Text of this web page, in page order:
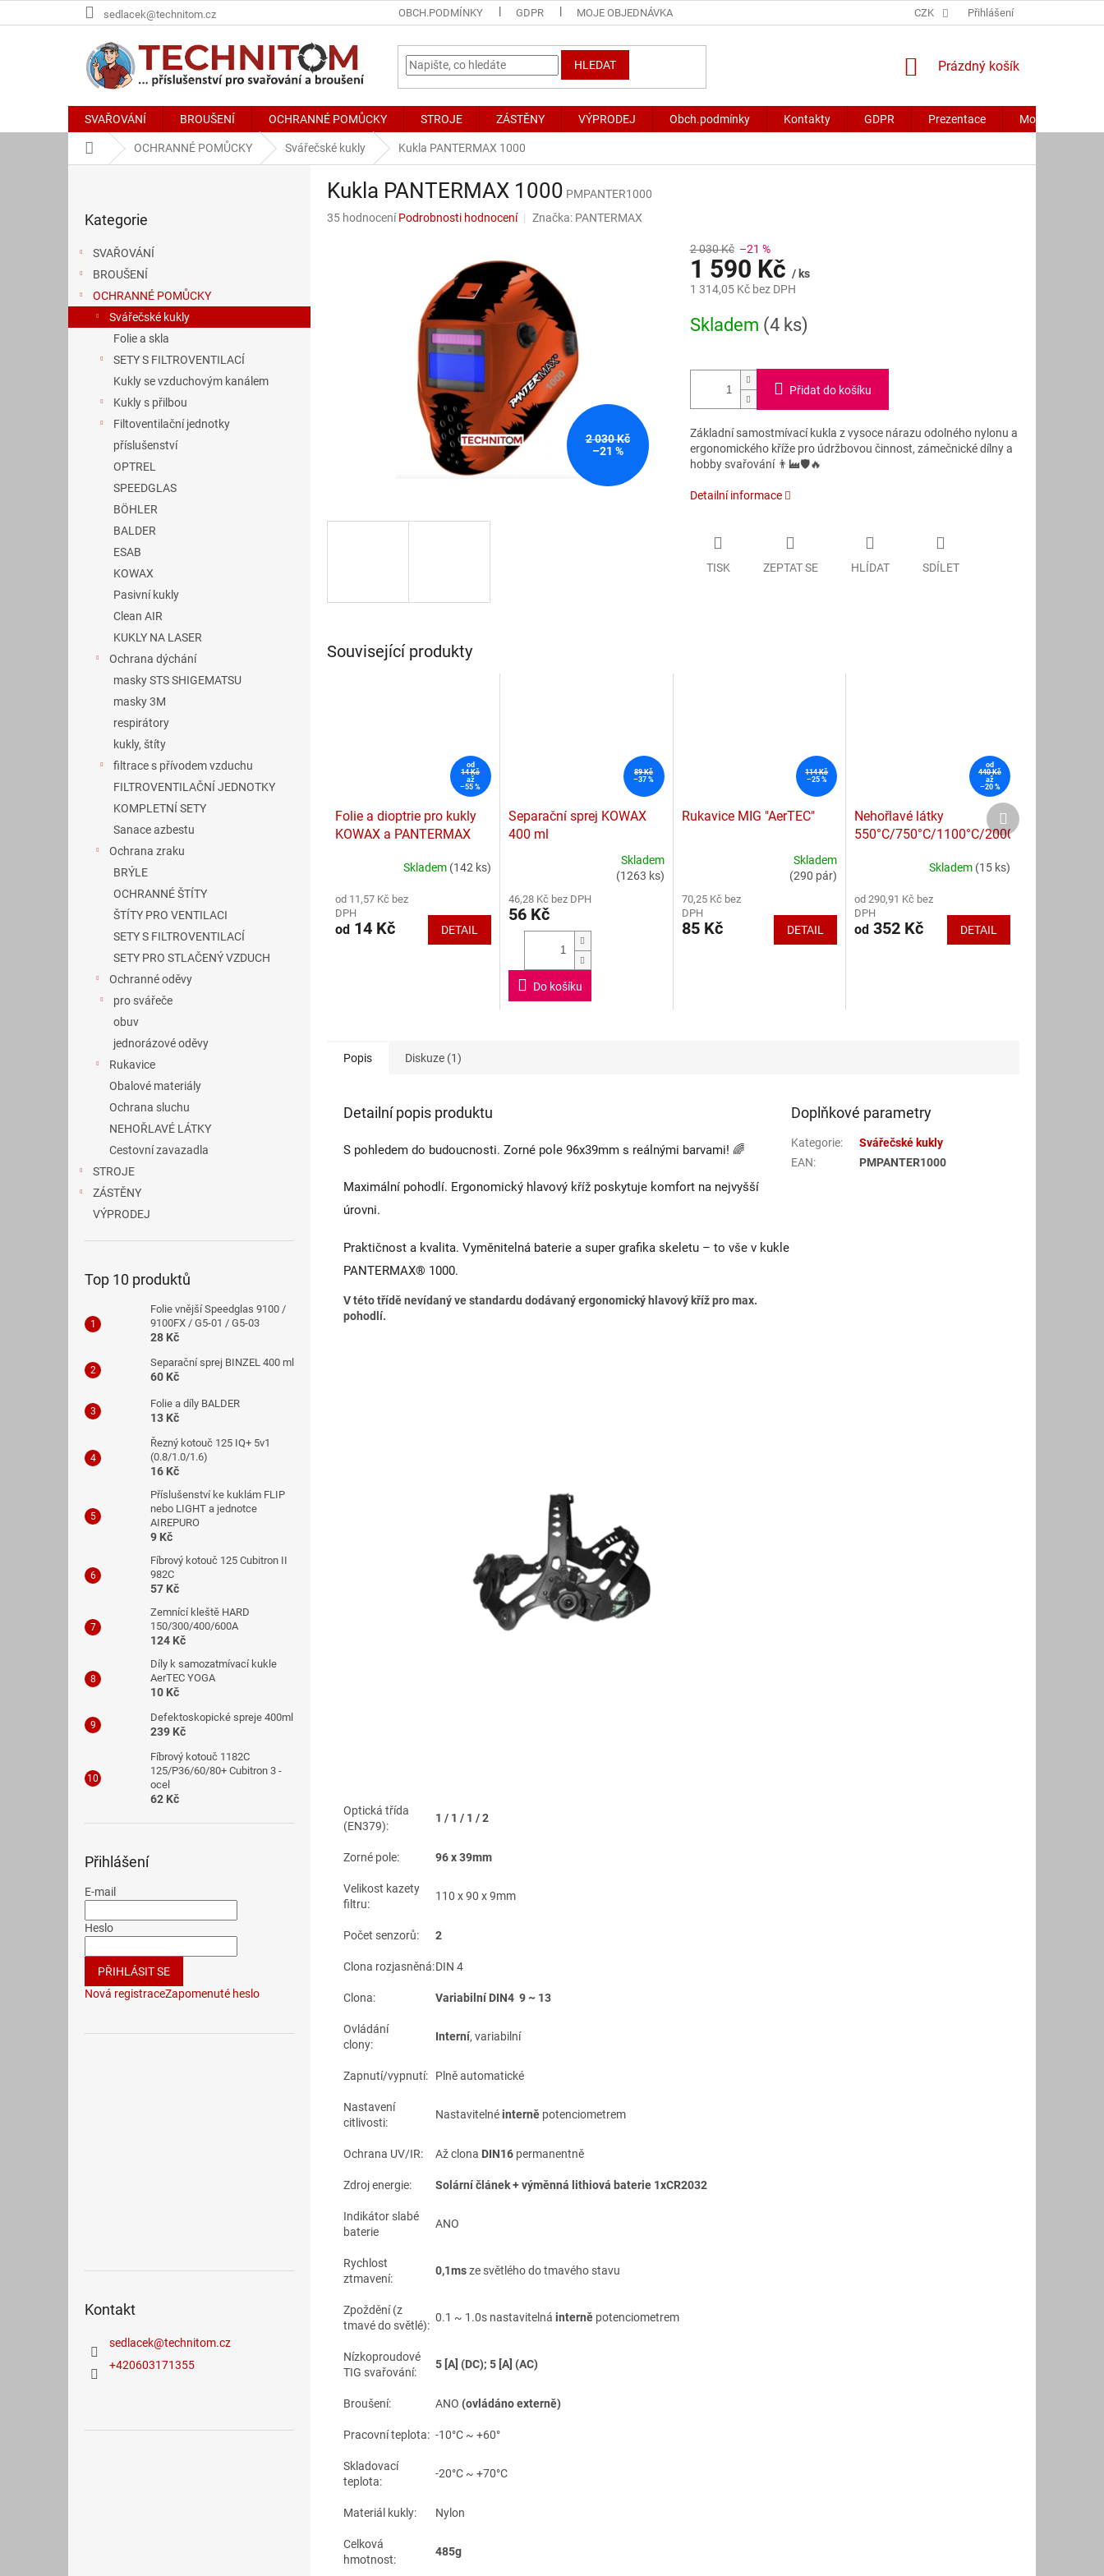
na
sedlacek@technitom.cz OBCH.PODMÍNKY GDPR MOJE OBJEDNÁVKA CZK Přihlášení
HLEDAT
NÁKUPNÍ
Prázdný košík
SVAŘOVÁNÍ BROUŠENÍ OCHRANNÉ POMŮCKY STROJE ZÁSTĚNY VÝPRODEJ Obch.podmínky Kontakty GDPR Prezentace Moje
Domů OCHRANNÉ POMŮCKY Svářečské kukly Kukla PANTERMAX 1000
kategorie
Kategorie
SVAŘOVÁNÍ
BROUŠENÍ
OCHRANNÉ POMŮCKY
Svářečské kukly
Folie a skla
SETY S FILTROVENTILACÍ
Kukly se vzduchovým kanálem
Kukly s přilbou
Filtoventilační jednotky
příslušenství
OPTREL
SPEEDGLAS
BÖHLER
BALDER
ESAB
KOWAX
Pasivní kukly
Clean AIR
KUKLY NA LASER
Ochrana dýchání
masky STS SHIGEMATSU
masky 3M
respirátory
kukly, štíty
filtrace s přívodem vzduchu
FILTROVENTILAČNÍ JEDNOTKY
KOMPLETNÍ SETY
Sanace azbestu
Ochrana zraku
BRÝLE
OCHRANNÉ ŠTÍTY
ŠTÍTY PRO VENTILACI
SETY S FILTROVENTILACÍ
SETY PRO STLAČENÝ VZDUCH
Ochranné oděvy
pro svářeče
obuv
jednorázové oděvy
Rukavice
Obalové materiály
Ochrana sluchu
NEHOŘLAVÉ LÁTKY
Cestovní zavazadla
STROJE
ZÁSTĚNY
VÝPRODEJ
Top 10 produktů
Folie vnější Speedglas 9100 /
9100FX / G5-01 / G5-03
28 Kč
Separační sprej BINZEL 400 ml
60 Kč
Folie a díly BALDER
13 Kč
Řezný kotouč 125 IQ+ 5v1
(0.8/1.0/1.6)
16 Kč
Příslušenství ke kuklám FLIP
nebo LIGHT a jednotce
AIREPURO
9 Kč
Fíbrový kotouč 125 Cubitron II
982C
57 Kč
Zemnící kleště HARD
150/300/400/600A
124 Kč
Díly k samozatmívací kukle
AerTEC YOGA
10 Kč
Defektoskopické spreje 400ml
239 Kč
Fíbrový kotouč 1182C
125/P36/60/80+ Cubitron 3 -
ocel
62 Kč
Přihlášení
E-mail
Heslo
PŘIHLÁSIT SE
Nová registraceZapomenuté heslo
Kontakt
sedlacek@technitom.cz
+420603171355
Kukla PANTERMAX 1000 PMPANTER1000
Průměrné
35 hodnocení Podrobnosti hodnocení Značka: PANTERMAX
2 030 Kč
–21 %
2 030 Kč –21 %
1 590 Kč / ks
1 314,05 Kč bez DPH
cena:
Skladem (4 ks)
Přidat do košíku
Základní samostmívací kukla z vysoce nárazu odolného nylonu a
ergonomického kříže pro údržbovou činnost, zámečnické dílny a
hobby svařování 👨‍🏭🛡️🔥
Detailní informace
TISK ZEPTAT SE HLÍDAT SDÍLET
Související produkty
od
14 Kč
až
–55 %
Folie a dioptrie pro kukly
KOWAX a PANTERMAX
produktu
je
4,7
Skladem (142 ks)
od 11,57 Kč bez
DPH
od 14 Kč DETAIL
89 Kč
–37 %
Separační sprej KOWAX
400 ml
produktu
je
hvězdiček.
Skladem
(1263 ks)
46,28 Kč bez DPH
56 Kč
Do košíku
114 Kč
–25 %
Rukavice MIG "AerTEC"
produktu
je
5,0
Skladem
(290 pár)
70,25 Kč bez
DPH
85 Kč DETAIL
od
440 Kč
až
–20 %
Nehořlavé látky
550°C/750°C/1100°C/2000°C
produktu
je
4,3
Skladem (15 ks)
od 290,91 Kč bez
DPH
od 352 Kč DETAIL
Další
produkt
Popis Diskuze (1)
Detailní popis produktu
S pohledem do budoucnosti. Zorné pole 96x39mm s reálnými barvami! 🌈
Maximální pohodlí. Ergonomický hlavový kříž poskytuje komfort na nejvyšší
úrovni.
Praktičnost a kvalita. Vyměnitelná baterie a super grafika skeletu – to vše v kukle
PANTERMAX® 1000.
V této třídě nevídaný ve standardu dodávaný ergonomický hlavový kříž pro max.
pohodlí.
Optická třída
(EN379):
1 / 1 / 1 / 2
Zorné pole: 96 x 39mm
Velikost kazety
filtru:
110 x 90 x 9mm
Počet senzorů: 2
Clona rozjasněná:DIN 4
Clona: Variabilní DIN4 9 ~ 13
Ovládání
clony:
Interní, variabilní
Zapnutí/vypnutí: Plně automatické
Nastavení
citlivosti:
Nastavitelnéinterně potenciometrem
Ochrana UV/IR: Až clona DIN16 permanentně
Zdroj energie: Solární článek +výměnná lithiová baterie 1xCR2032
Indikátor slabé
baterie
ANO
Rychlost
ztmavení:
0,1msze světlého do tmavého stavu
Zpoždění (z
tmavé do světlé):
0.1 ~ 1.0s nastavitelná interně potenciometrem
Nízkoproudové
TIG svařování:
5 [A] (DC); 5 [A] (AC)
Broušení: ANO (ovládáno externě)
Pracovní teplota: -10°C ~ +60°
Skladovací
teplota:
-20°C ~ +70°C
Materiál kukly: Nylon
Celková
hmotnost:
485g
Doplňkové parametry
Kategorie:
Svářečské kukly
EAN: PMPANTER1000